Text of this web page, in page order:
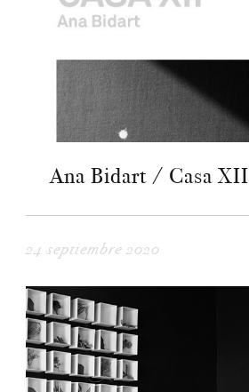
Ana Bidart / Casa XII
24 septiembre 2020